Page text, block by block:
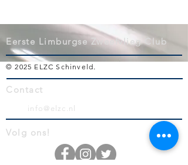
Eerste Limburgse Zweefvlieg Club
© 2025 ELZC Schinveld.
Contact
info@elzc.nl
Volg ons!